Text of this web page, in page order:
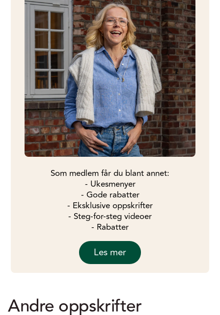
Som medlem får du blant annet:
- Ukesmenyer
- Gode rabatter
- Eksklusive oppskrifter
- Steg-for-steg videoer
- Rabatter
Les mer
Andre oppskrifter